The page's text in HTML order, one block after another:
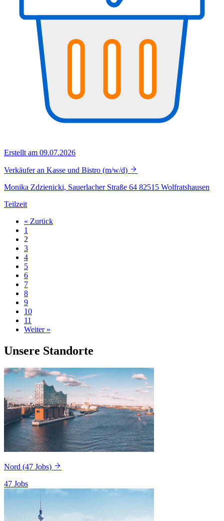
Erstellt am 09.07.2026
Verkäufer an Kasse und Bistro (m/w/d)
Monika Zdzienicki, Sauerlacher Straße 64 82515 Wolfratshausen
Teilzeit
« Zurück
1
2
3
4
5
6
7
8
9
10
11
Weiter »
Unsere Standorte
Nord (47 Jobs)
47 Jobs